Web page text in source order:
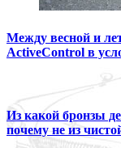
Между весной и
ActiveControl в
Из какой бронзы
почему не из